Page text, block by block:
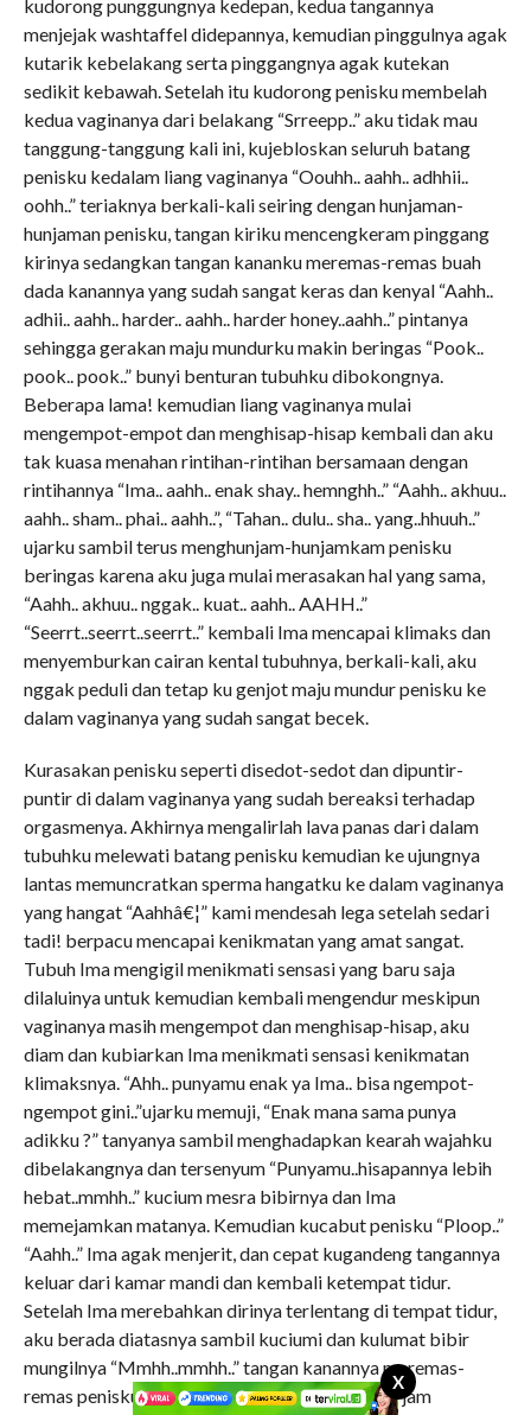
X
kudorong punggungnya kedepan, kedua tangannya
menjejak washtaffel didepannya, kemudian pinggulnya agak
kutarik kebelakang serta pinggangnya agak kutekan
sedikit kebawah. Setelah itu kudorong penisku membelah
kedua vaginanya dari belakang “Srreepp..” aku tidak mau
tanggung-tanggung kali ini, kujebloskan seluruh batang
penisku kedalam liang vaginanya “Oouhh.. aahh.. adhhii..
oohh..” teriaknya berkali-kali seiring dengan hunjaman-
hunjaman penisku, tangan kiriku mencengkeram pinggang
kirinya sedangkan tangan kananku meremas-remas buah
dada kanannya yang sudah sangat keras dan kenyal “Aahh..
adhii.. aahh.. harder.. aahh.. harder honey..aahh..” pintanya
sehingga gerakan maju mundurku makin beringas “Pook..
pook.. pook..” bunyi benturan tubuhku dibokongnya.
Beberapa lama! kemudian liang vaginanya mulai
mengempot-empot dan menghisap-hisap kembali dan aku
tak kuasa menahan rintihan-rintihan bersamaan dengan
rintihannya “Ima.. aahh.. enak shay.. hemnghh..” “Aahh.. akhuu..
aahh.. sham.. phai.. aahh..”, “Tahan.. dulu.. sha.. yang..hhuuh..”
ujarku sambil terus menghunjam-hunjamkam penisku
beringas karena aku juga mulai merasakan hal yang sama,
“Aahh.. akhuu.. nggak.. kuat.. aahh.. AAHH..”
“Seerrt..seerrt..seerrt..” kembali Ima mencapai klimaks dan
menyemburkan cairan kental tubuhnya, berkali-kali, aku
nggak peduli dan tetap ku genjot maju mundur penisku ke
dalam vaginanya yang sudah sangat becek.
Kurasakan penisku seperti disedot-sedot dan dipuntir-
puntir di dalam vaginanya yang sudah bereaksi terhadap
orgasmenya. Akhirnya mengalirlah lava panas dari dalam
tubuhku melewati batang penisku kemudian ke ujungnya
lantas memuncratkan sperma hangatku ke dalam vaginanya
yang hangat “Aahhâ€¦” kami mendesah lega setelah sedari
tadi! berpacu mencapai kenikmatan yang amat sangat.
Tubuh Ima mengigil menikmati sensasi yang baru saja
dilaluinya untuk kemudian kembali mengendur meskipun
vaginanya masih mengempot dan menghisap-hisap, aku
diam dan kubiarkan Ima menikmati sensasi kenikmatan
klimaksnya. “Ahh.. punyamu enak ya Ima.. bisa ngempot-
ngempot gini..”ujarku memuji, “Enak mana sama punya
adikku ?” tanyanya sambil menghadapkan kearah wajahku
dibelakangnya dan tersenyum “Punyamu..hisapannya lebih
hebat..mmhh..” kucium mesra bibirnya dan Ima
memejamkan matanya. Kemudian kucabut penisku “Ploop..”
“Aahh..” Ima agak menjerit, dan cepat kugandeng tangannya
keluar dari kamar mandi dan kembali ketempat tidur.
Setelah Ima merebahkan dirinya terlentang di tempat tidur,
aku berada diatasnya sambil kuciumi dan kulumat bibir
mungilnya “Mmhh..mmhh..” tangan kanannya meremas-
remas penisku yang masih saja gagah setelah 2 jam